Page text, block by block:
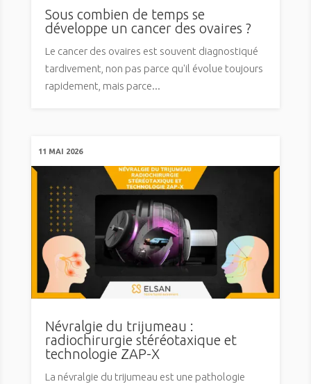
Sous combien de temps se
développe un cancer des ovaires ?
Le cancer des ovaires est souvent diagnostiqué
tardivement, non pas parce qu'il évolue toujours
rapidement, mais parce...
11 MAI 2026
Névralgie du trijumeau :
radiochirurgie stéréotaxique et
technologie ZAP-X
La névralgie du trijumeau est une pathologie